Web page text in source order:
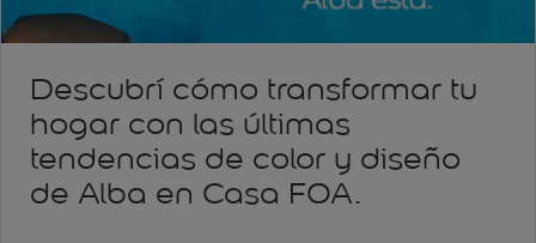
Descubrí cómo transformar tu
hogar con las últimas
tendencias de color y diseño
de Alba en Casa FOA.